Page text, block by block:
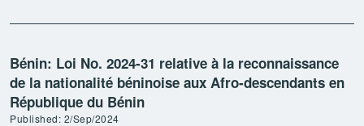
Bénin: Loi No. 2024-31 relative à la reconnaissance
de la nationalité béninoise aux Afro-descendants en
République du Bénin
Published: 2/Sep/2024